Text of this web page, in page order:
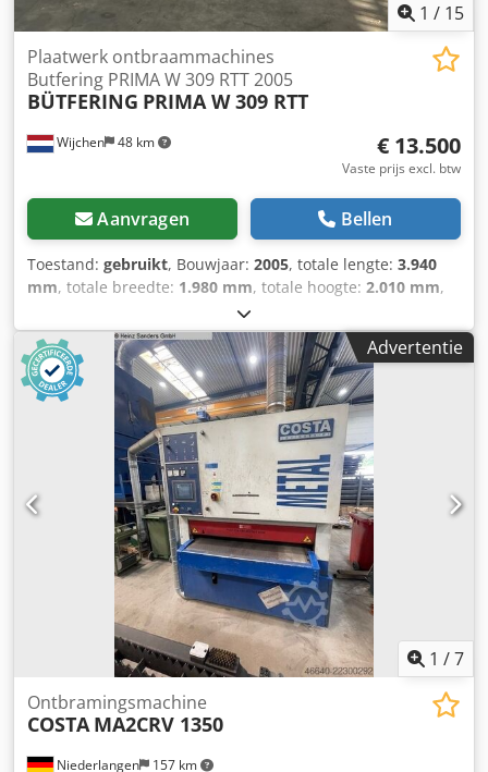
1 / 15
Wijchen 48 km
Plaatwerk ontbraammachines
Butfering PRIMA W 309 RTT 2005
BÜTFERING PRIMA W 309 RTT
€ 13.500
Vaste prijs excl. btw
Aanvragen Bellen
Toestand: gebruikt, Bouwjaar: 2005, totale lengte: 3.940
mm, totale breedte: 1.980 mm, totale hoogte: 2.010 mm,
Ledig gewicht: 7.000 kg Werkbreedte: 950mm
Werkstukhoogte: 0,5-120mm - Bouwjaar: 2005
Cedpoxwnbusfx Af Uerf - Documentatie aanwezig: Nee - CE
markering aanwezig: Ja - CE certificaat aanwezig: Nee -
Serienummer: - Aansturing: CNC - Aantal stations [st.]: 3 -
└ Type station 1: Slijpband - └ Type station 2: Borstel-
roterend - └ Type station 3: Borstel-roterend - Vermogen
[kW]: 39 - Min. plaatdikte [mm]: 0.5 - Max. plaatdikte [mm]:
120 - Max. werkbreedte [mm]: 950 - Transportafmetingen:
3940mm x 1980mm x 2010mm (l x b x h) -
Transportgewicht [kg]: 7000kg - Transportcolli [st.]: 4
Financiële informatie BTW: De getoonde prijs is exclusief
BTW BTW/marge: BTW verrekenbaar voor ondernemers
Levering en inruil altijd mogelijk van alles in de industriële
sectoren Lukas van Rossum
Advertentie
1 /7
Niederlangen 157 km
Ontbramingsmachine
COSTA MA2CRV 1350